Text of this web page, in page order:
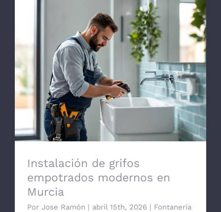
Instalación de grifos empotrados
modernos en Murcia
Instalación de grifos
empotrados modernos en
Murcia
Por Jose Ramón | abril 15th, 2026 | Fontanería